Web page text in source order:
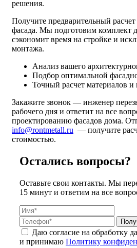
решения.
Получите предварительный
фасада. Мы подготовим комплект
сэкономит время на стройке и
монтажа.
Анализ вашего
Подбор оптимальной
Точный расчет материалов и
Закажите звонок — инженер
рабочего дня и ответит на все
проектированию фасадов дома.
info@rontmetall.ru — получите
стоимостью.
Остались вопросы?
Оставьте свои контакты. Мы
15 минут и ответим на все
Даю согласие на обработку
и принимаю Политику